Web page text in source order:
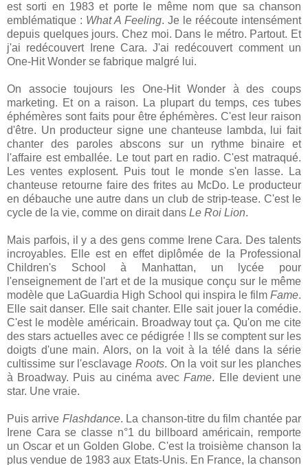
est sorti en 1983 et porte le même nom que sa chanson
emblématique : What A Feeling. Je le réécoute intensément
depuis quelques jours. Chez moi. Dans le métro. Partout. Et
j'ai redécouvert Irene Cara. J'ai redécouvert comment un
One-Hit Wonder se fabrique malgré lui.
On associe toujours les One-Hit Wonder à des coups
marketing. Et on a raison. La plupart du temps, ces tubes
éphémères sont faits pour être éphémères. C'est leur raison
d'être. Un producteur signe une chanteuse lambda, lui fait
chanter des paroles abscons sur un rythme binaire et
l'affaire est emballée. Le tout part en radio. C'est matraqué.
Les ventes explosent. Puis tout le monde s'en lasse. La
chanteuse retourne faire des frites au McDo. Le producteur
en débauche une autre dans un club de strip-tease. C'est le
cycle de la vie, comme on dirait dans Le Roi Lion.
Mais parfois, il y a des gens comme Irene Cara. Des talents
incroyables. Elle est en effet diplômée de la Professional
Children's School à Manhattan, un lycée pour
l'enseignement de l'art et de la musique conçu sur le même
modèle que LaGuardia High School qui inspira le film Fame.
Elle sait danser. Elle sait chanter. Elle sait jouer la comédie.
C'est le modèle américain. Broadway tout ça. Qu'on me cite
des stars actuelles avec ce pédigrée ! Ils se comptent sur les
doigts d'une main. Alors, on la voit à la télé dans la série
cultissime sur l'esclavage Roots. On la voit sur les planches
à Broadway. Puis au cinéma avecFame. Elle devient une
star. Une vraie.
Puis arrive Flashdance. La chanson-titre du film chantée par
Irene Cara se classe n°1 du billboard américain, remporte
un Oscar et un Golden Globe. C'est la troisième chanson la
plus vendue de 1983 aux Etats-Unis. En France, la chanson